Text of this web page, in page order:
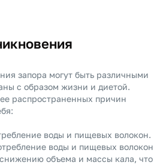
запора могут быть различными
с образом жизни и диетой.
распространенных причин
воды и пищевых волокон.
воды и пищевых волокон
объема и массы кала, что